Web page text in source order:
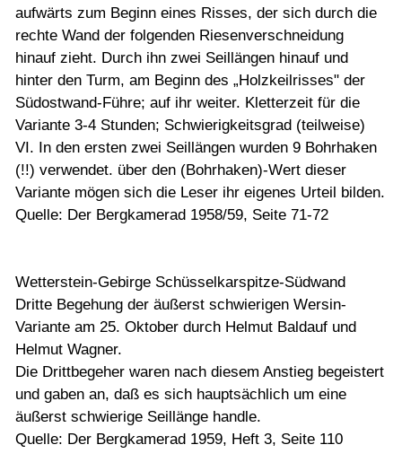
aufwärts zum Beginn eines Risses, der sich durch die
rechte Wand der folgenden Riesenverschneidung
hinauf zieht. Durch ihn zwei Seillängen hinauf und
hinter den Turm, am Beginn des „Holzkeilrisses" der
Südostwand-Führe; auf ihr weiter. Kletterzeit für die
Variante 3-4 Stunden; Schwierigkeitsgrad (teilweise)
VI. In den ersten zwei Seillängen wurden 9 Bohrhaken
(!!) verwendet. über den (Bohrhaken)-Wert dieser
Variante mögen sich die Leser ihr eigenes Urteil bilden.
Quelle: Der Bergkamerad 1958/59, Seite 71-72
Wetterstein-Gebirge Schüsselkarspitze-Südwand
Dritte Begehung der äußerst schwierigen Wersin-
Variante am 25. Oktober durch Helmut Baldauf und
Helmut Wagner.
Die Drittbegeher waren nach diesem Anstieg begeistert
und gaben an, daß es sich hauptsächlich um eine
äußerst schwierige Seillänge handle.
Quelle: Der Bergkamerad 1959, Heft 3, Seite 110